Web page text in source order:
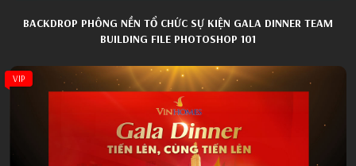
BACKDROP PHÔNG NỀN TỔ CHỨC SỰ KIỆN GALA DINNER TEAM
BUILDING FILE PHOTOSHOP 101
VIP